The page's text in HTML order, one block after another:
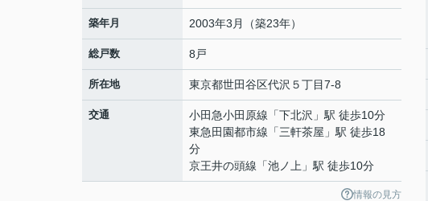
築年月 2003年3月（築23年）
総戸数 8戸
所在地 東京都世田谷区代沢 ５丁目7-8
交通 小田急小田原線 「下北沢 」駅 徒歩10分
東急田園都市線 「三軒茶屋 」駅 徒歩18
分
京王井の頭線 「池ノ上 」駅 徒歩10分
情報の見方